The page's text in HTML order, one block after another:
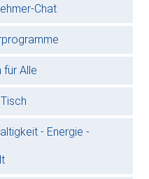
Chat
für Alle
- Energie -